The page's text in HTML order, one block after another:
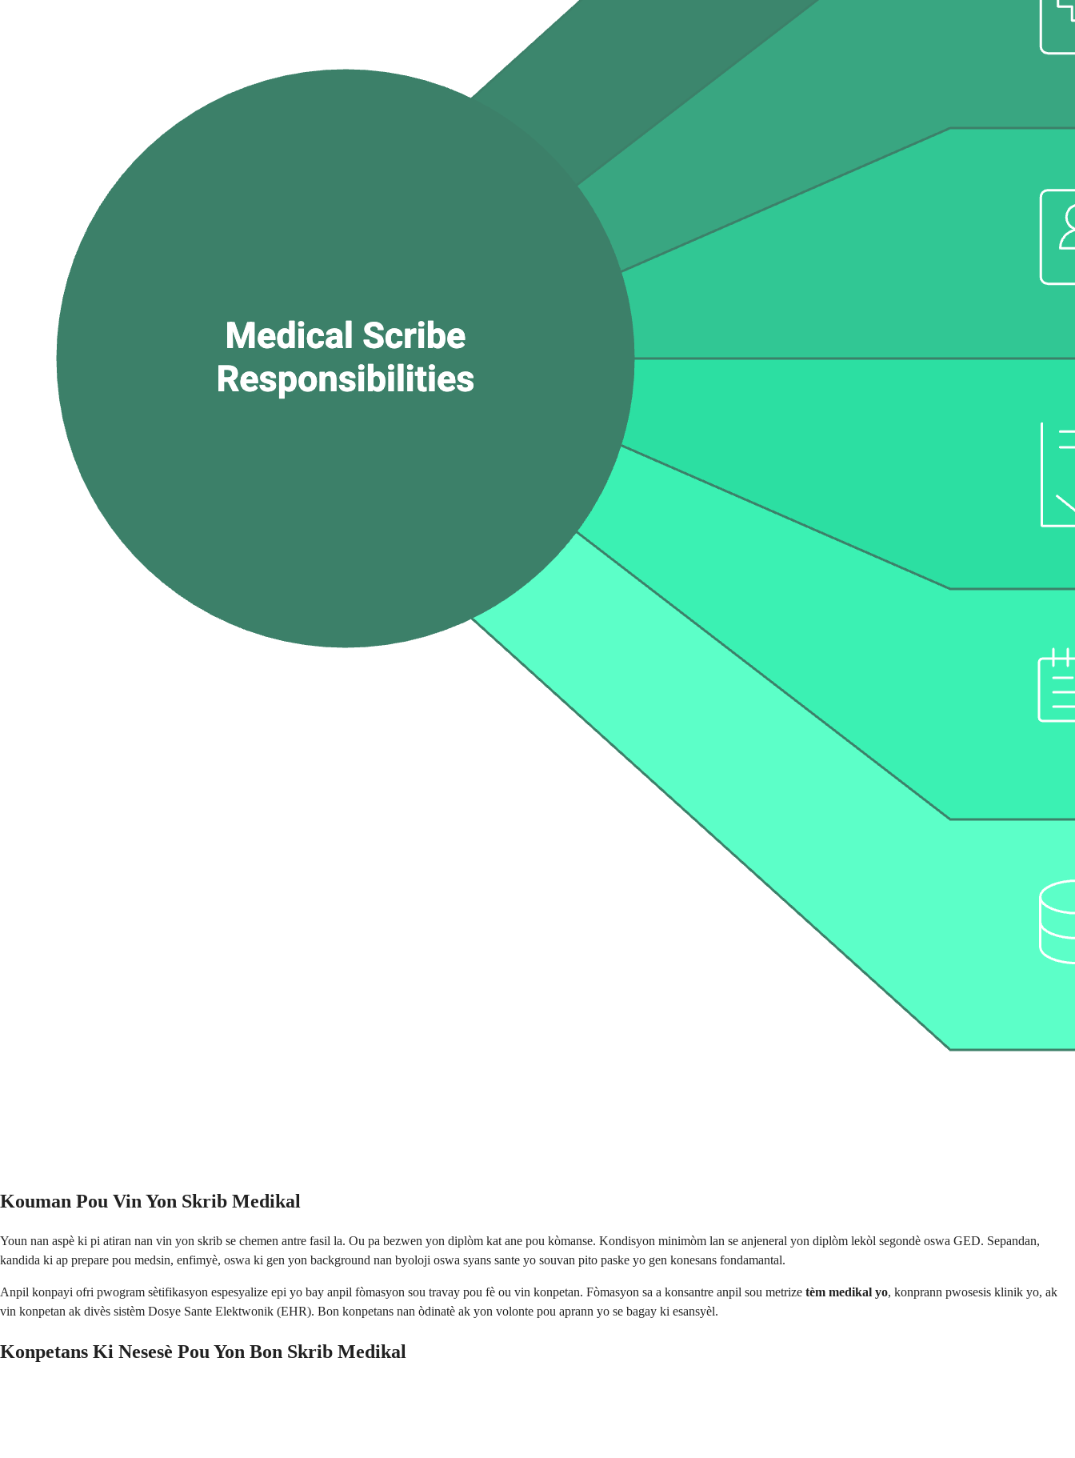
Kouman Pou Vin Yon Skrib Medikal
Youn nan aspè ki pi atiran nan vin yon skrib se chemen antre fasil la. Ou pa bezwen yon diplòm kat ane pou kòmanse. Kondisyon minimòm lan se anjeneral yon diplòm lekòl segondè oswa GED. Sepandan,
kandida ki ap prepare pou medsin, enfimyè, oswa ki gen yon background nan byoloji oswa syans sante yo souvan pito paske yo gen konesans fondamantal.
Anpil konpayi ofri pwogram sètifikasyon espesyalize epi yo bay anpil fòmasyon sou travay pou fè ou vin konpetan. Fòmasyon sa a konsantre anpil sou metrize tèm medikal yo, konprann pwosesis klinik yo, ak
vin konpetan ak divès sistèm Dosye Sante Elektwonik (EHR). Bon konpetans nan òdinatè ak yon volonte pou aprann yo se bagay ki esansyèl.
Konpetans Ki Nesesè Pou Yon Bon Skrib Medikal